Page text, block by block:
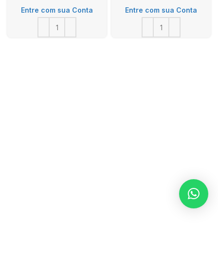
Entre com sua Conta Entre com sua Conta